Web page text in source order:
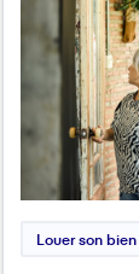
Louer son bien